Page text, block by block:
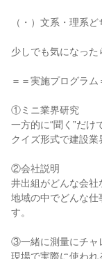
（・）文系・理系ど
少しでも気になった
＝＝実施プログラム
①ミニ業界研究
一方的に“聞く”だけ
クイズ形式で建設業
②会社説明
井出組がどんな会社
地域の中でどんな仕
す。
③一緒に測量にチャ
現場で実際に使われ